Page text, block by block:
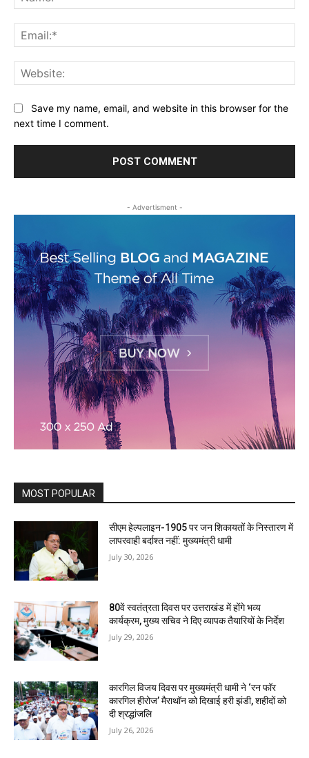
Save my name, email, and website in this browser for the
next time I comment.
- Advertisment -
MOST POPULAR
सीएम हेल्पलाइन-1905 पर जन शिकायतों के निस्तारण में
लापरवाही बर्दाश्त नहीं: मुख्यमंत्री धामी
July 30, 2026
80वें स्वतंत्रता दिवस पर उत्तराखंड में होंगे भव्य
कार्यक्रम, मुख्य सचिव ने दिए व्यापक तैयारियों के निर्देश
July 29, 2026
कारगिल विजय दिवस पर मुख्यमंत्री धामी ने ‘रन फॉर
कारगिल हीरोज’ मैराथॉन को दिखाई हरी झंडी, शहीदों को
दी श्रद्धांजलि
July 26, 2026